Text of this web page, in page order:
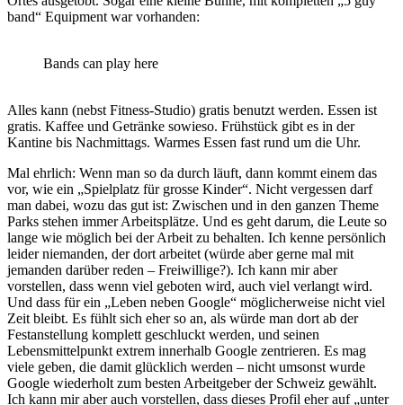
band“ Equipment war vorhanden:
Bands can play here
Alles kann (nebst Fitness-Studio) gratis benutzt werden. Essen ist
gratis. Kaffee und Getränke sowieso. Frühstück gibt es in der
Kantine bis Nachmittags. Warmes Essen fast rund um die Uhr.
Mal ehrlich: Wenn man so da durch läuft, dann kommt einem das
vor, wie ein „Spielplatz für grosse Kinder“. Nicht vergessen darf
man dabei, wozu das gut ist: Zwischen und in den ganzen Theme
Parks stehen immer Arbeitsplätze. Und es geht darum, die Leute so
lange wie möglich bei der Arbeit zu behalten. Ich kenne persönlich
leider niemanden, der dort arbeitet (würde aber gerne mal mit
jemanden darüber reden – Freiwillige?). Ich kann mir aber
vorstellen, dass wenn viel geboten wird, auch viel verlangt wird.
Und dass für ein „Leben neben Google“ möglicherweise nicht viel
Zeit bleibt. Es fühlt sich eher so an, als würde man dort ab der
Festanstellung komplett geschluckt werden, und seinen
Lebensmittelpunkt extrem innerhalb Google zentrieren. Es mag
viele geben, die damit glücklich werden – nicht umsonst wurde
Google wiederholt zum besten Arbeitgeber der Schweiz gewählt.
Ich kann mir aber auch vorstellen, dass dieses Profil eher auf „unter